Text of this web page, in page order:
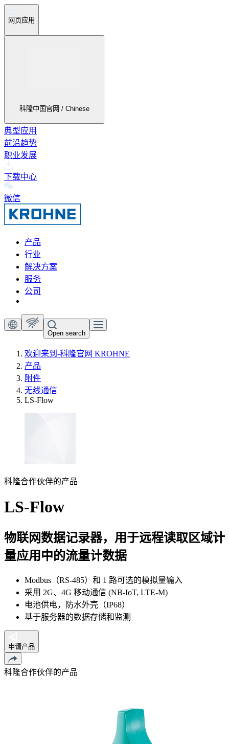
网页应用
科隆中国官网 / Chinese
典型应用
前沿趋势
职业发展
下载中心
微信
产品
行业
解决方案
服务
公司
Open search
欢迎来到-科隆官网 KROHNE
产品
附件
无线通信
LS-Flow
科隆合作伙伴的产品
LS-Flow
物联网数据记录器，用于远程读取区域计
量应用中的流量计数据
Modbus（RS-485）和 1 路可选的模拟量输入
采用 2G、4G 移动通信 (NB-IoT, LTE-M)
电池供电，防水外壳（IP68）
基于服务器的数据存储和监测
申请产品
科隆合作伙伴的产品